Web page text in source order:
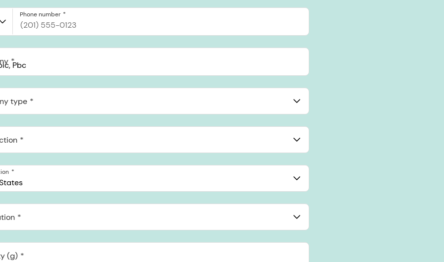
Phone number
PBC
St Pmb 90375, San Francisco, California, US
type
(g)